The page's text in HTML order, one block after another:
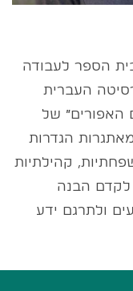
הספר לעבודה
העברית
האפורים״ של
הגדרות
קהילתיות
לקדם הבנה
ולתרגם ידע